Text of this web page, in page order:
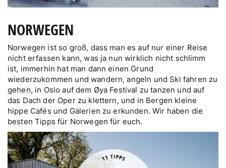
NORWEGEN
Norwegen ist so groß, dass man es auf nur einer Reise
nicht erfassen kann, was ja nun wirklich nicht schlimm
ist, immerhin hat man dann einen Grund
wiederzukommen und wandern, angeln und Ski fahren zu
gehen, in Oslo auf dem Øya Festival zu tanzen und auf
das Dach der Oper zu klettern, und in Bergen kleine
hippe Cafés und Galerien zu erkunden. Wir haben die
besten Tipps für Norwegen für euch.